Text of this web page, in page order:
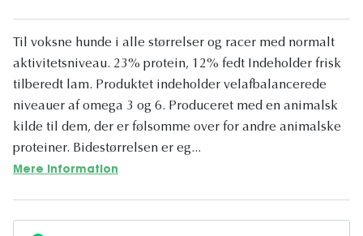
Til voksne hunde i alle størrelser og racer med normalt
aktivitetsniveau. 23% protein, 12% fedt Indeholder frisk
tilberedt lam. Produktet indeholder velafbalancerede
niveauer af omega 3 og 6. Produceret med en animalsk
kilde til dem, der er følsomme over for andre animalske
proteiner. Bidestørrelsen er eg...
Mere information